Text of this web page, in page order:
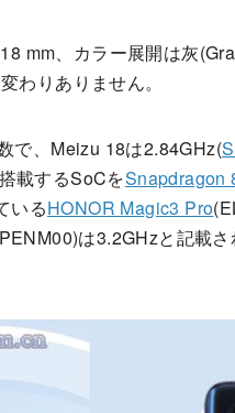
mm、カラー展開は灰
わりありません。
で、Meizu 18は2.84GHz(
載するSoCをSnapdragon
いるHONOR Magic3 Pro
は3.2GHzと記載